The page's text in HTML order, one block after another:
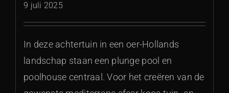
9 juli 2025
In deze achtertuin in een oer-Hollands
landschap staan een plunge pool en
poolhouse centraal. Voor het creëren van de